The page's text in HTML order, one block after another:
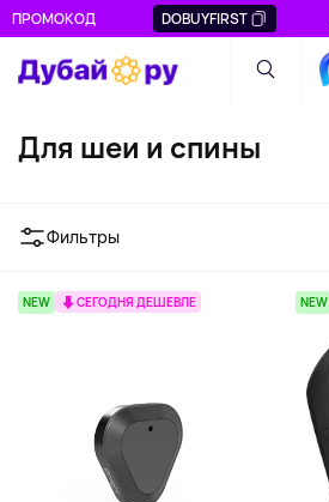
ПРОМОКОД DOBUYFIRST
Для шеи и спины
Фильтры
NEW СЕГОДНЯ ДЕШЕВЛЕ NEW